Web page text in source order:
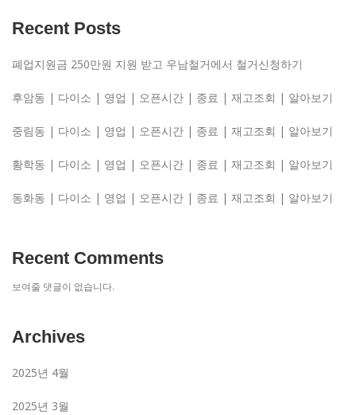
Recent Posts
폐업지원금 250만원 지원 받고 우남철거에서 철거신청하기
후암동 | 다이소 | 영업 | 오픈시간 | 종료 | 재고조회 | 알아보기
중림동 | 다이소 | 영업 | 오픈시간 | 종료 | 재고조회 | 알아보기
황학동 | 다이소 | 영업 | 오픈시간 | 종료 | 재고조회 | 알아보기
동화동 | 다이소 | 영업 | 오픈시간 | 종료 | 재고조회 | 알아보기
Recent Comments
보여줄 댓글이 없습니다.
Archives
2025년 4월
2025년 3월